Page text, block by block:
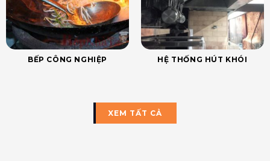
BẾP CÔNG NGHIỆP HỆ THỐNG HÚT KHÓI
XEM TẤT CẢ